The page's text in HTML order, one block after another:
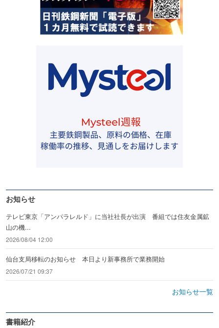
お知らせ
テレビ東京「アンパラレルド」に当社社長が出演 番組では住友金属鉱
山の機...
2026/08/04 12:00
仙台支局移転のお知らせ 本日より新事務所で業務開始
2026/07/21 09:37
お知らせ一覧
書籍紹介